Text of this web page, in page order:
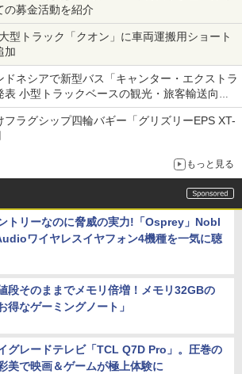
の募金活動を紹介
型トラック「クオン」に車両運搬用ショート
加
ドネシアで新型バス「キャンター・エクストラ
表 小型トラックベースの観光・旅客輸送向け
フラグシップ四輪バギー「グリズリーEPS XT-
もっと見る
トリーなのに脅威の実力!「Osprey」Nobl
ワイヤレスイヤフォン4機種を一気に聴
段そのままでメモリ倍増！メモリ32GBの
お得なゲーミングノート」
グレードテレビ「TCL Q7D Pro」。圧巻の
美で映画＆ゲームが極上体験に